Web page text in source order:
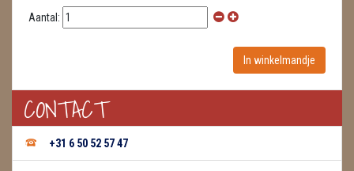
Aantal:
CONTACT
+31 6 50 52 57 47